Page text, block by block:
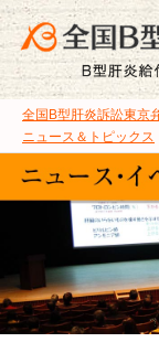
全国B型肝炎訴訟東京
ニュース＆トピックス